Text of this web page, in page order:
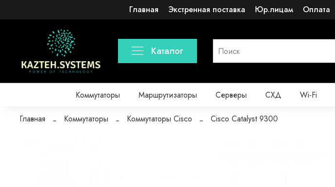
Главная Экстренная поставка Юр.лицам Оплата
Каталог
Коммутаторы Маршрутизаторы Серверы СХД Wi-Fi
Главная Коммутаторы Коммутаторы Cisco Cisco Catalyst 9300